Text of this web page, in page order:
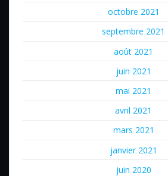
octobre 2021
septembre 2021
août 2021
juin 2021
mai 2021
avril 2021
mars 2021
janvier 2021
juin 2020